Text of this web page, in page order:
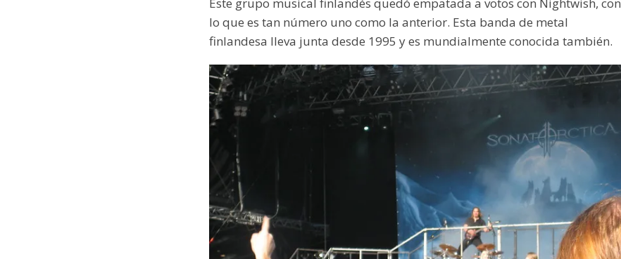
lo que es tan número uno como la anterior. Esta banda de metal
finlandesa lleva junta desde 1995 y es mundialmente conocida también.